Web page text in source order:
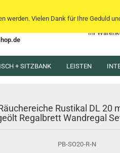
Ihr
werden. Vielen Dank für Ihre Geduld
+ SITZBANK LEISTEN
Rustikal DL 20
Regalbrett Wandregal
PB-SO20-R-N